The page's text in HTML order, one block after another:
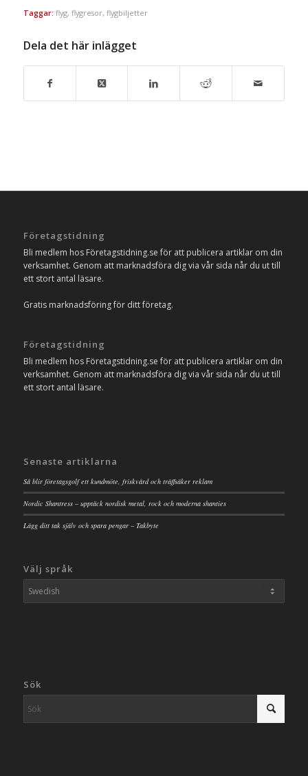
Taggar: flyg, flygresor, flygbiljetter
Dela det här inlägget
Företagstidning
Bli medlem hos Företagstidning.se för att publicera artiklar om din
verksamhet. Genom att marknadsföra dig via vår sida når du ut till
ett stort antal läsare.
Gratis marknadsföring för ditt företag.
Företagstidning
Bli medlem hos Företagstidning.se för att publicera artiklar om din
verksamhet. Genom att marknadsföra dig via vår sida når du ut till
ett stort antal läsare.
Senaste artiklarna
Så blir företagsgolf ett kundmöte, friskvård och träffsäker reklam
Nordic Shantress – upptäck nordisk metal, rock och moderna shanties
Lägg ditt tak själv och spara pengar – Takbyte
Välj språk
Sök